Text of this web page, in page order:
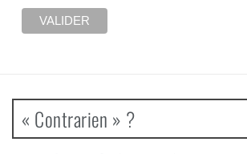
« Contrarien » ?